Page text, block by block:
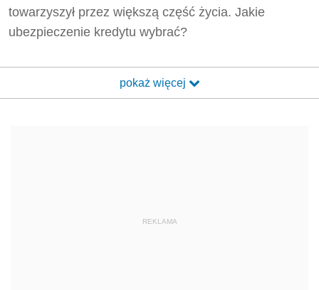
towarzyszył przez większą część życia. Jakie
ubezpieczenie kredytu wybrać?
pokaż więcej
REKLAMA